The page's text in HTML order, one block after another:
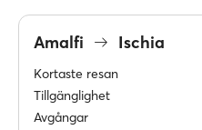
Amalfi Ischia
Kortaste resan
Tillgänglighet
Avgångar